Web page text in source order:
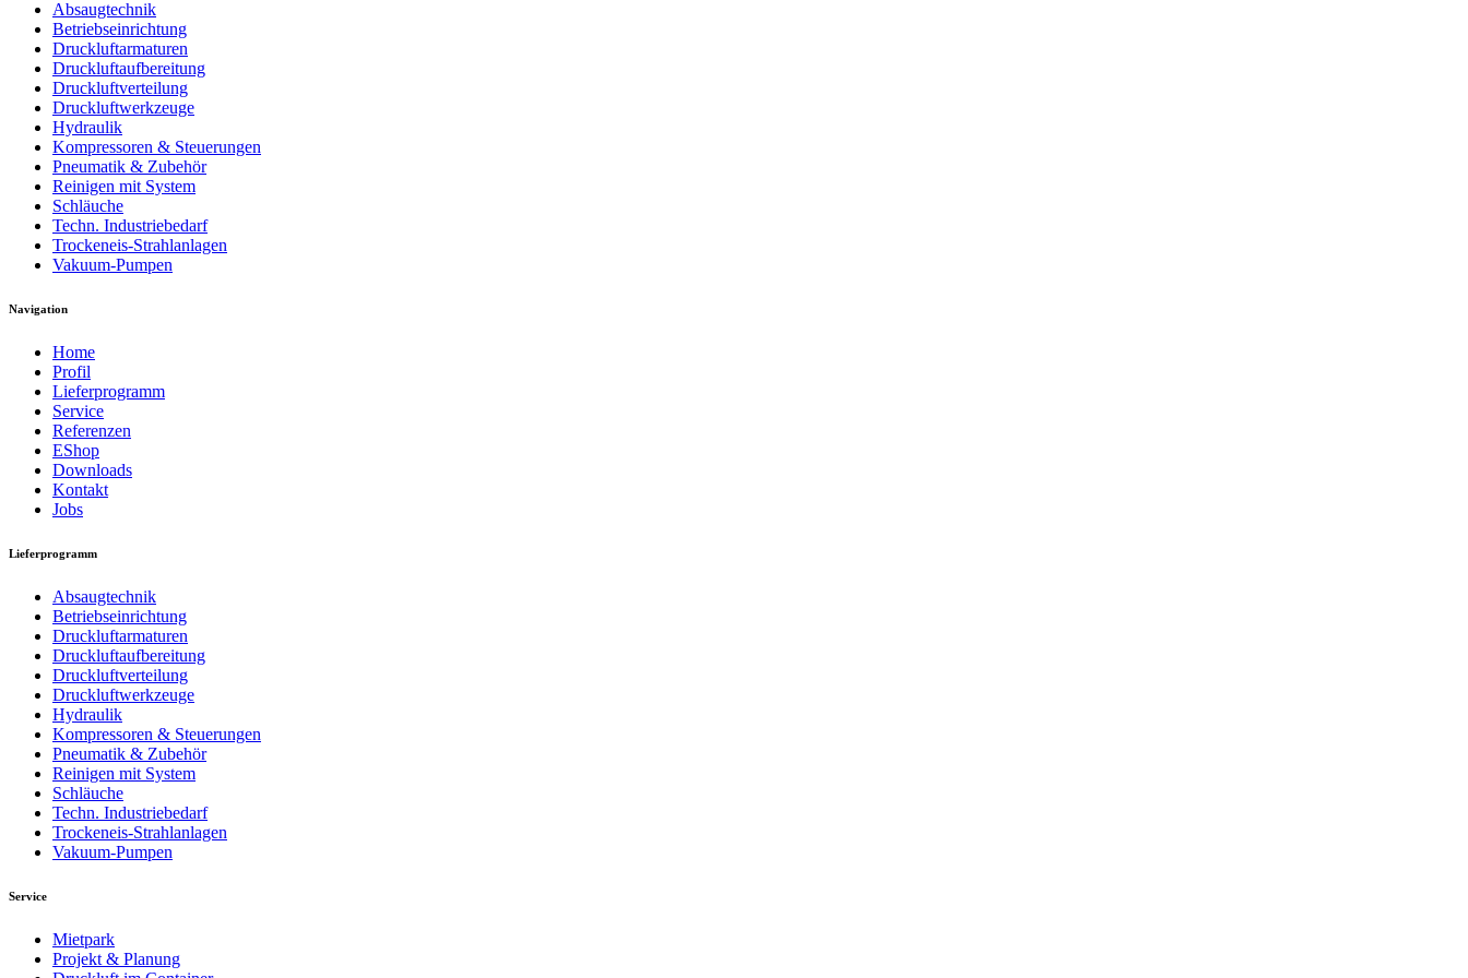
Absaugtechnik
Betriebseinrichtung
Druckluftarmaturen
Druckluftaufbereitung
Druckluftverteilung
Druckluftwerkzeuge
Hydraulik
Kompressoren & Steuerungen
Pneumatik & Zubehör
Reinigen mit System
Schläuche
Techn. Industriebedarf
Trockeneis-Strahlanlagen
Vakuum-Pumpen
Navigation
Home
Profil
Lieferprogramm
Service
Referenzen
EShop
Downloads
Kontakt
Jobs
Lieferprogramm
Absaugtechnik
Betriebseinrichtung
Druckluftarmaturen
Druckluftaufbereitung
Druckluftverteilung
Druckluftwerkzeuge
Hydraulik
Kompressoren & Steuerungen
Pneumatik & Zubehör
Reinigen mit System
Schläuche
Techn. Industriebedarf
Trockeneis-Strahlanlagen
Vakuum-Pumpen
Service
Mietpark
Projekt & Planung